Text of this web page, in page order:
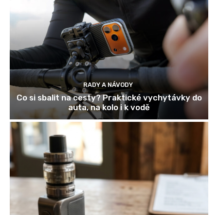
RADY A NÁVODY
Co si sbalit na cesty? Praktické vychytávky do
auta, na kolo i k vodě